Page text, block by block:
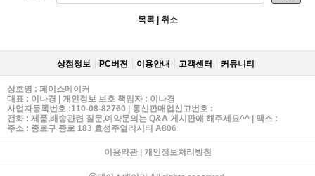
목록| 취소
상점정보 PC버젼 이용안내 고객센터 커뮤니티
상호명 : 페이스메이커
대표 : 이나경 | 개인정보 보호 책임자 : 이나경
사업자등록번호 :110-08-82760 | 통신판매업신고번호 :
전화 : 제품,배송관련 질문,예약문의는 Q&A 게시판에 해주세요^^ | 팩스 :
주소 : 종로구 종로 183 효성주얼리시티 A806
이용약관| 개인정보처리방침